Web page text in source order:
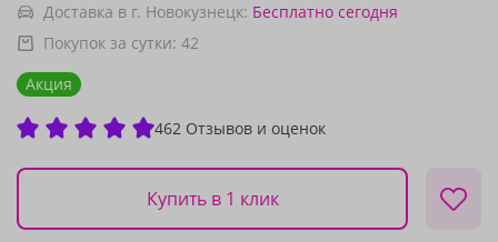
Доставка в г. Новокузнецк: Бесплатно сегодня
Покупок за сутки: 42
Акция
462 Отзывов и оценок
Купить в 1 клик